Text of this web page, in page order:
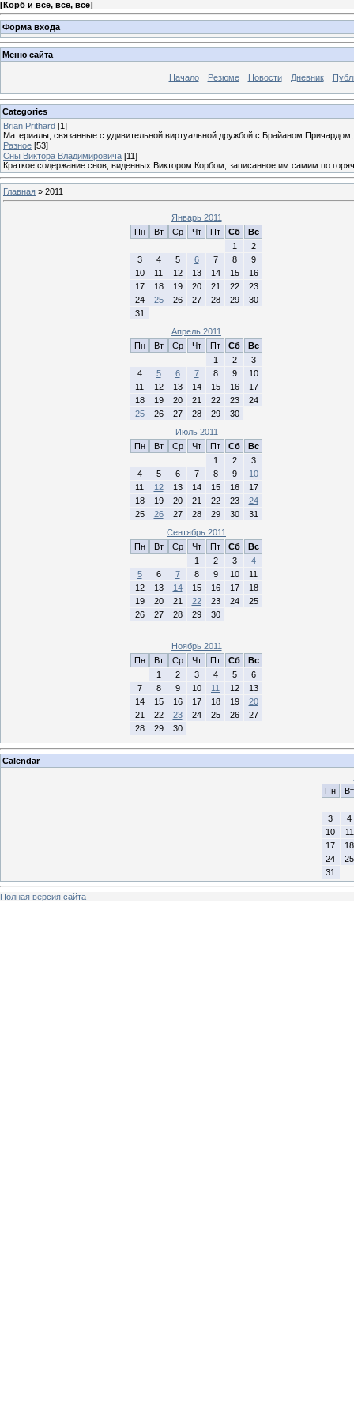
[Корб и все, все, все]
Форма входа
Меню сайта
Начало Резюме Новости Дневник
Categories
Brian Prithard [1]
Материалы, связанные с удивительной виртуальной дружбой с Брайаном
Разное [53]
Сны Виктора Владимировича [11]
Краткое содержание снов, виденных Виктором Корбом, записанное им самим по
Главная » 2011
Январь 2011
Пн
Вт Ср Чт Пт Сб
Вс
1
2
3
4 5 6 7 8
9
10
11 12 13 14 15
16
17
18 19 20 21 22
23
24
25 26 27 28 29
30
31
Апрель 2011
Пн
Вт Ср Чт Пт Сб
Вс
1
2
3
4
5 6 7 8 9
10
11
12 13 14 15 16
17
18
19 20 21 22 23
24
25
26 27 28 29
30
Июль 2011
Пн
Вт Ср Чт Пт Сб
Вс
1
2
3
4
5 6 7 8 9
10
11
12 13 14 15 16
17
18
19 20 21 22 23
24
25
26 27 28 29 30
31
Сентябрь 2011
Пн
Вт Ср Чт Пт Сб
Вс
1
2 3
4
5
6 7 8 9 10
11
12
13 14 15 16 17
18
19
20 21 22 23 24
25
26
27 28 29 30
Ноябрь 2011
Пн
Вт Ср Чт Пт Сб
Вс
1
2 3 4 5
6
7
8 9 10 11 12
13
14
15 16 17 18 19
20
21
22 23 24 25 26
27
28
29 30
Calendar
Пн
Вт
3
4
10
11
17
18
24
25
31
Полная версия сайта